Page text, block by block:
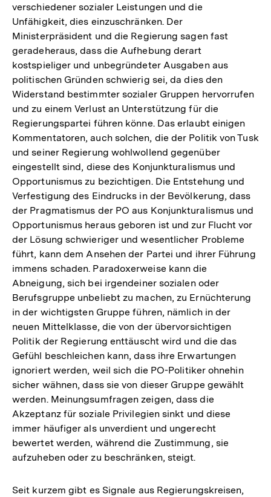
verschiedener sozialer Leistungen und die
Unfähigkeit, dies einzuschränken. Der
Ministerpräsident und die Regierung sagen fast
geradeheraus, dass die Aufhebung derart
kostspieliger und unbegründeter Ausgaben aus
politischen Gründen schwierig sei, da dies den
Widerstand bestimmter sozialer Gruppen hervorrufen
und zu einem Verlust an Unterstützung für die
Regierungspartei führen könne. Das erlaubt einigen
Kommentatoren, auch solchen, die der Politik von Tusk
und seiner Regierung wohlwollend gegenüber
eingestellt sind, diese des Konjunkturalismus und
Opportunismus zu bezichtigen. Die Entstehung und
Verfestigung des Eindrucks in der Bevölkerung, dass
der Pragmatismus der PO aus Konjunkturalismus und
Opportunismus heraus geboren ist und zur Flucht vor
der Lösung schwieriger und wesentlicher Probleme
führt, kann dem Ansehen der Partei und ihrer Führung
immens schaden. Paradoxerweise kann die
Abneigung, sich bei irgendeiner sozialen oder
Berufsgruppe unbeliebt zu machen, zu Ernüchterung
in der wichtigsten Gruppe führen, nämlich in der
neuen Mittelklasse, die von der übervorsichtigen
Politik der Regierung enttäuscht wird und die das
Gefühl beschleichen kann, dass ihre Erwartungen
ignoriert werden, weil sich die PO-Politiker ohnehin
sicher wähnen, dass sie von dieser Gruppe gewählt
werden. Meinungsumfragen zeigen, dass die
Akzeptanz für soziale Privilegien sinkt und diese
immer häufiger als unverdient und ungerecht
bewertet werden, während die Zustimmung, sie
aufzuheben oder zu beschränken, steigt.
Seit kurzem gibt es Signale aus Regierungskreisen,